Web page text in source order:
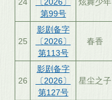
第99号
25
影剧备字
〔2026〕
第113号
春香
26
影剧备字
〔2026〕
第127号
星尘之子